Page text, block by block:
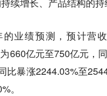
业绩预测，预计营
660亿元至750亿元，
暴涨2244.03%至
。